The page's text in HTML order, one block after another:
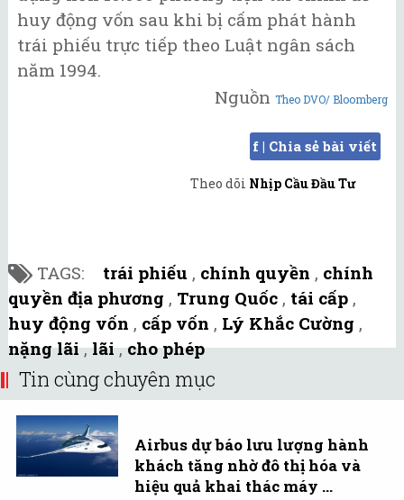
huy động vốn sau khi bị cấm phát hành
trái phiếu trực tiếp theo Luật ngân sách
năm 1994.
Nguồn Theo DVO/ Bloomberg
f | Chia sẻ bài viết
Theo dõi Nhịp Cầu Đầu Tư
TAGS: trái phiếu , chính quyền , chính
quyền địa phương , Trung Quốc , tái cấp ,
huy động vốn , cấp vốn , Lý Khắc Cường ,
nặng lãi,lãi,cho phép
Tin cùng chuyên mục
Airbus dự báo lưu lượng hành
khách tăng nhờ đô thị hóa và
hiệu quả khai thác máy ...